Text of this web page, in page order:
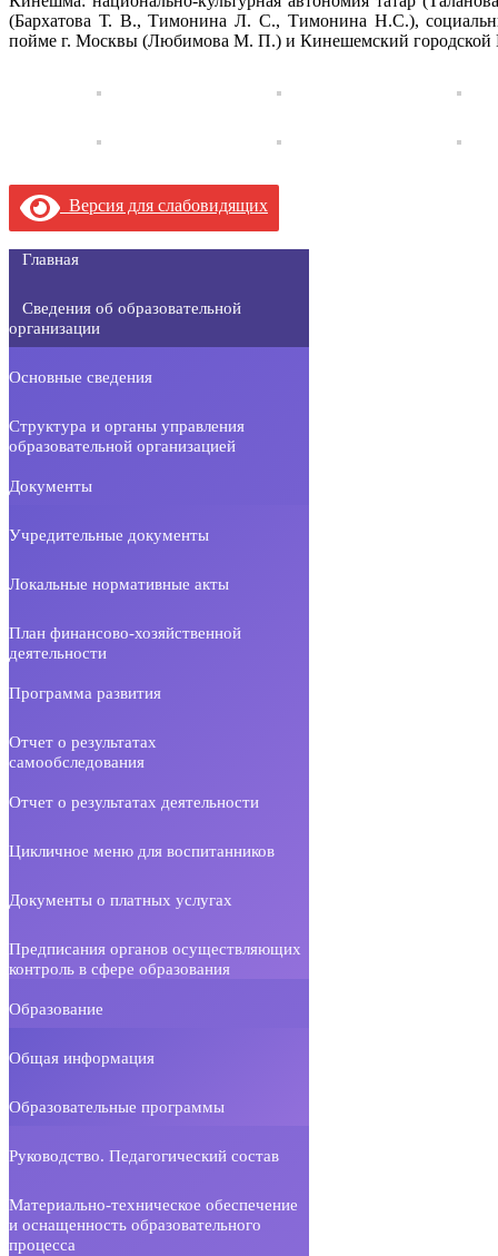
(Бархатова Т. В., Тимонина Л. С., Тимонина Н.С.),
пойме г. Москвы (Любимова М. П.) и Кинешемский городской
Версия для слабовидящих
Главная
Сведения об образовательной
организации
Основные сведения
Структура и органы управления
образовательной организацией
Документы
Учредительные документы
Локальные нормативные акты
План финансово-хозяйственной
деятельности
Программа развития
Отчет о результатах
самообследования
Отчет о результатах деятельности
Цикличное меню для воспитанников
Документы о платных услугах
Предписания органов осуществляющих
контроль в сфере образования
Образование
Общая информация
Образовательные программы
Руководство. Педагогический состав
Материально-техническое обеспечение
и оснащенность образовательного
процесса